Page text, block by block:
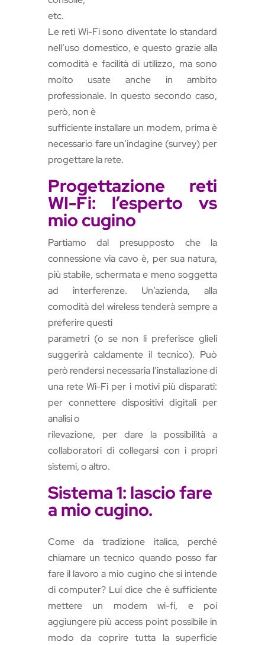
etc.
Le reti Wi-Fi sono diventate lo standard
nell’uso domestico, e questo grazie alla
comodità e facilità di utilizzo, ma sono
molto usate anche in ambito
professionale. In questo secondo caso,
però, non è
sufficiente installare un modem, prima è
necessario fare un’indagine (survey) per
progettare la rete.
Progettazione reti
WI-Fi: l’esperto vs
mio cugino
Partiamo dal presupposto che la
connessione via cavo è, per sua natura,
più stabile, schermata e meno soggetta
ad interferenze. Un’azienda, alla
comodità del wireless tenderà sempre a
preferire questi
parametri (o se non li preferisce glieli
suggerirà caldamente il tecnico). Può
però rendersi necessaria l’installazione di
una rete Wi-Fi per i motivi più disparati:
per connettere dispositivi digitali per
analisi o
rilevazione, per dare la possibilità a
collaboratori di collegarsi con i propri
sistemi, o altro.
Sistema 1: lascio fare
a mio cugino.
Come da tradizione italica, perché
chiamare un tecnico quando posso far
fare il lavoro a mio cugino che si intende
di computer? Lui dice che è sufficiente
mettere un modem wi-fi, e poi
aggiungere più access point possibile in
modo da coprire tutta la superficie